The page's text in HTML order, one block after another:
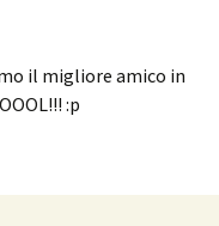
il migliore amico in
:p